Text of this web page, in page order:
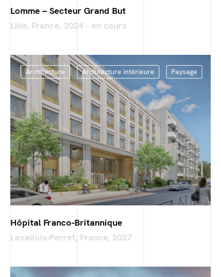
Lomme – Secteur Grand But
Lille, France, 2024 - en cours
Architecture Architecture intérieure Paysage
Hôpital Franco-Britannique
Levallois-Perret, France, 2027